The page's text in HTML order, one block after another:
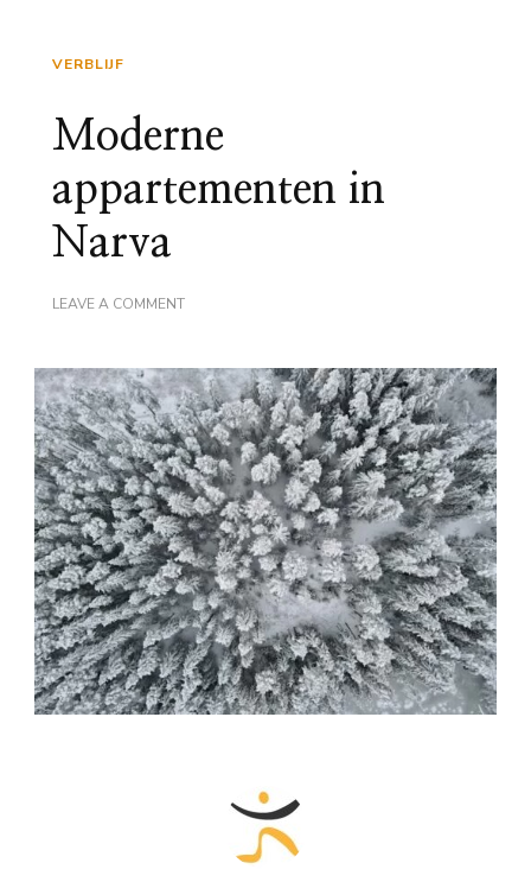
VERBLIJF
Moderne
appartementen in
Narva
LEAVE A COMMENTON
NARVA